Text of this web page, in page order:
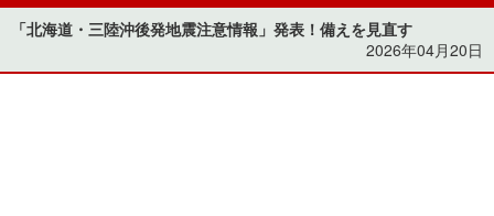
「北海道・三陸沖後発地震注意情報」発表！備えを見直す
2026年04月20日